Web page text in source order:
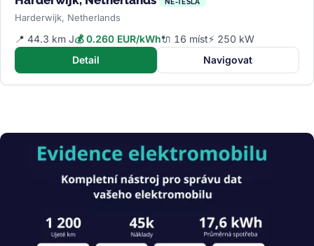
Harderwijk, Netherlands
📍 44.3 km J💰 0.260 EUR/kWh🔌 16 míst⚡ 250 kW
Detail
Navigovat
Obrázek